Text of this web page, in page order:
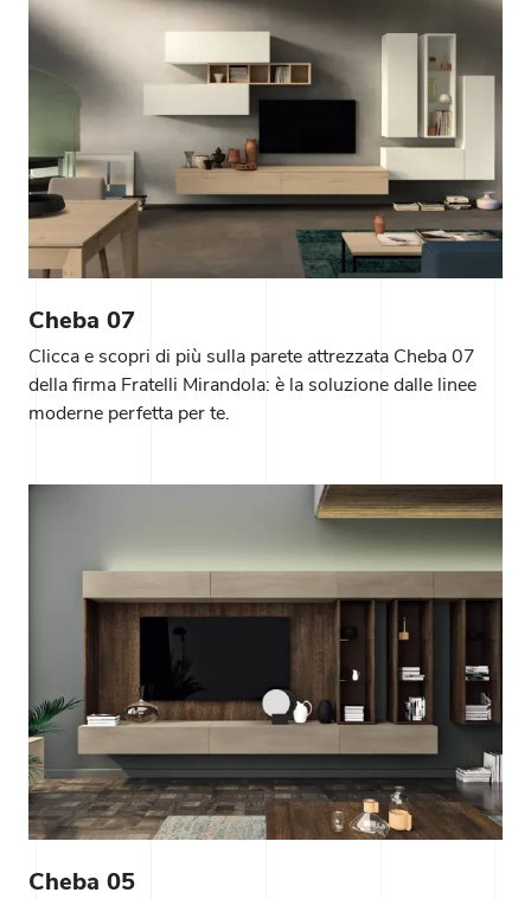
Cheba 07
Clicca e scopri di più sulla parete attrezzata Cheba 07
della firma Fratelli Mirandola: è la soluzione dalle linee
moderne perfetta per te.
Cheba 05